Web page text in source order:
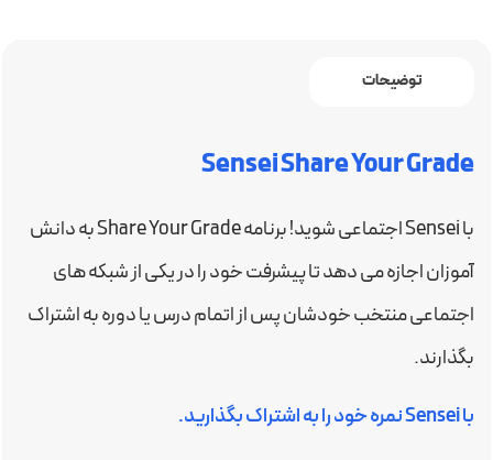
توضیحات
Sensei Share Your Grade
با Sensei اجتماعی شوید! برنامه Share Your Grade به دانش
آموزان اجازه می دهد تا پیشرفت خود را در یکی از شبکه های
اجتماعی منتخب خودشان پس از اتمام درس یا دوره به اشتراک
بگذارند.
با Sensei نمره خود را به اشتراک بگذارید.